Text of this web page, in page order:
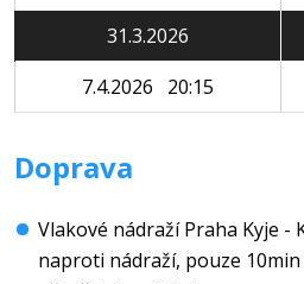
31.3.2026
7.4.2026 20:15
Doprava
Vlakové nádraží Praha Kyje -
naproti nádraží, pouze